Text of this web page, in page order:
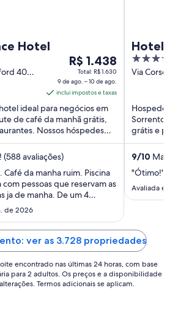
Hotel
40
O
preço
é
de
R$ 1.438
por
diária
estadia
de
9
ago.
a
10
de
ago..
R$ 1.438
Total: R$ 1.630
9 de ago. – 10 de ago.
inclui impostos e taxas
ideal para negócios em
de café da manhã grátis,
Nossos hóspedes
(588 avaliações)
da manha ruim. Piscina
pessoas que reservam as
ja de manha. De um 4
mais. Foi uma estadia boa,
Eles não tinham ferro de
o vaporizador de roupas tinha
de 2026
Hotel
4
out
Via Corso
Hospede-
Sorrento.
grátis e
nossos
9/10
"Ótimo!"
Avaliada em
ver as 3.728 propriedades
encontrado nas últimas 24 horas, com base
para 2 adultos. Os preços e a disponibilidade
Termos adicionais se aplicam.